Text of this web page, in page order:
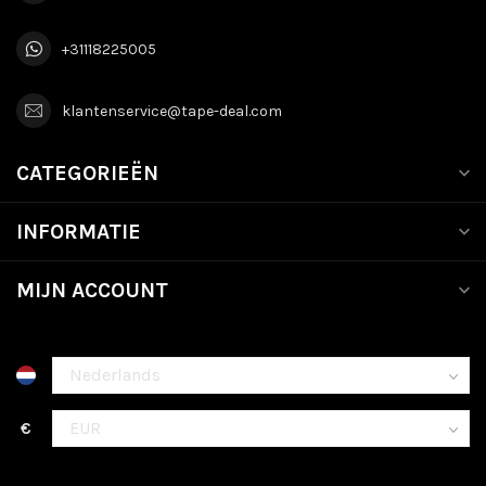
+31118225005
klantenservice@tape-deal.com
CATEGORIEËN
INFORMATIE
MIJN ACCOUNT
€